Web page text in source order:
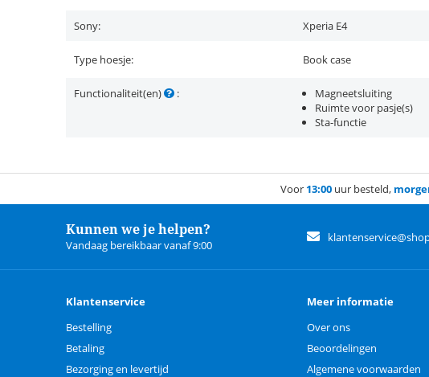
Sony: Xperia E4
Type hoesje: Book case
Functionaliteit(en) :
Magneetsluiting
Ruimte voor pasje(s)
Sta-functie
Voor 13:00 uur besteld,
Kunnen we je helpen?
Vandaag bereikbaar vanaf 9:00
Klantenservice
Bestelling
Betaling
Bezorging en levertijd
Meer informatie
Over ons
Beoordelingen
Algemene voorwaarden